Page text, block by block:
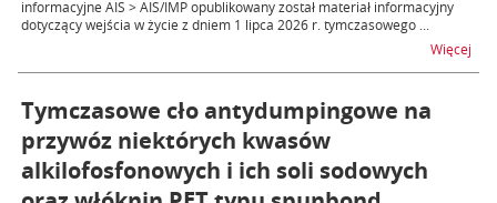
informacyjne AIS > AIS/IMP opublikowany został materiał informacyjny
dotyczący wejścia w życie z dniem 1 lipca 2026 r. tymczasowego ...
Więcej
Tymczasowe cło antydumpingowe na
przywóz niektórych kwasów
alkilofosfonowych i ich soli sodowych